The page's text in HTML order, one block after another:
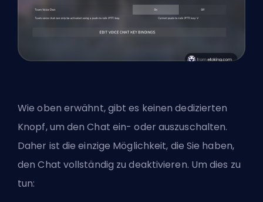
Wie oben erwähnt, gibt es keinen dedizierten
Knopf, um den Chat ein- oder auszuschalten.
Daher ist die einzige Möglichkeit, die Sie haben,
den Chat vollständig zu deaktivieren. Um dies zu
tun: